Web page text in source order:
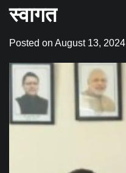
स्वागत
Posted on August 13, 2024